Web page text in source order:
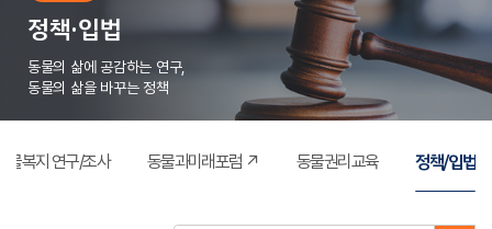
정책·입법
동물의 삶에 공감하는 연구,
동물의 삶을 바꾸는 정책
물복지 연구/조사 동물과미래포럼 ↗ 동물권리교육 정책/입법